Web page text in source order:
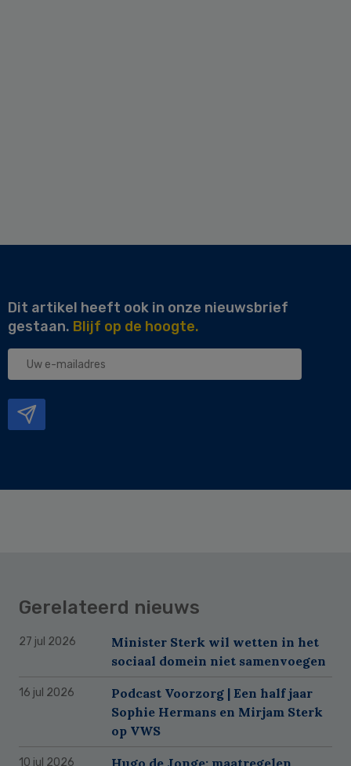
Dit artikel heeft ook in onze nieuwsbrief
gestaan. Blijf op de hoogte.
Uw
Gerelateerd nieuws
27 jul 2026
Minister Sterk wil wetten in het
sociaal domein niet samenvoegen
16 jul 2026
Podcast Voorzorg | Een half jaar
Sophie Hermans en Mirjam Sterk
op VWS
10 jul 2026
Hugo de Jonge: maatregelen